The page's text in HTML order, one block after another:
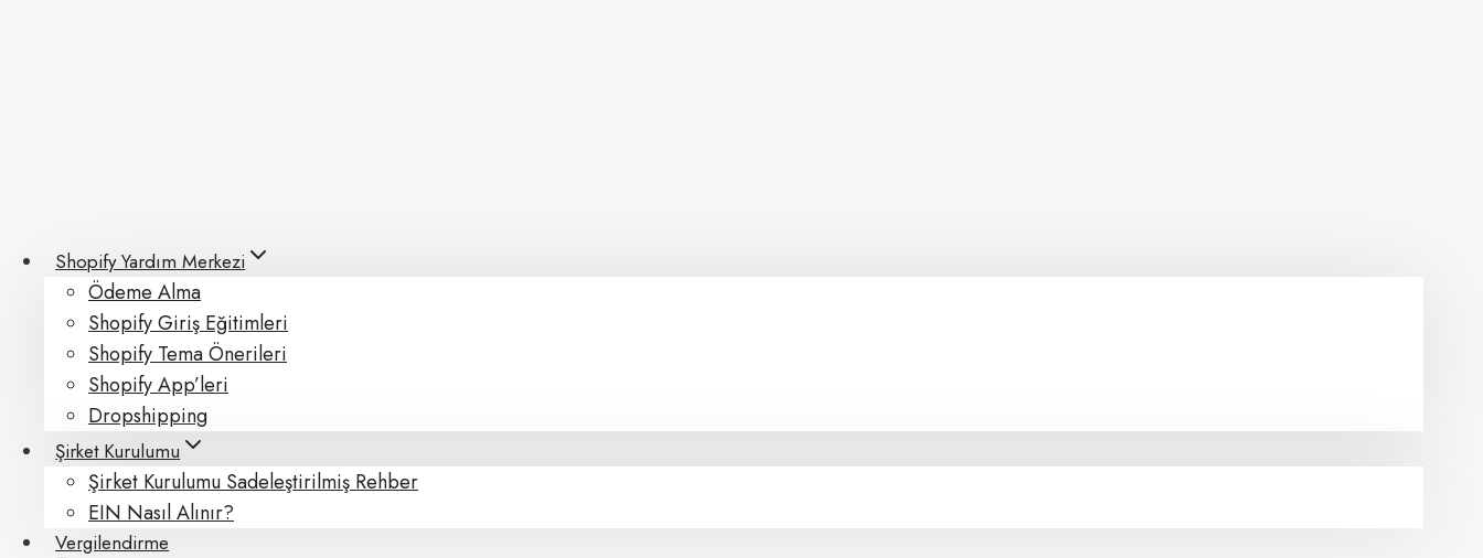
Shopify Yardım Merkezi
Ödeme Alma
Shopify Giriş Eğitimleri
Shopify Tema Önerileri
Shopify App’leri
Dropshipping
Şirket Kurulumu
Şirket Kurulumu Sadeleştirilmiş Rehber
EIN Nasıl Alınır?
Vergilendirme